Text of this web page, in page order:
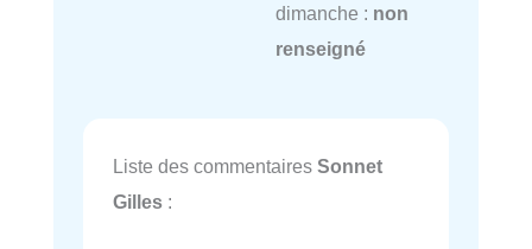
dimanche : non
renseigné
Liste des commentaires Sonnet
Gilles :